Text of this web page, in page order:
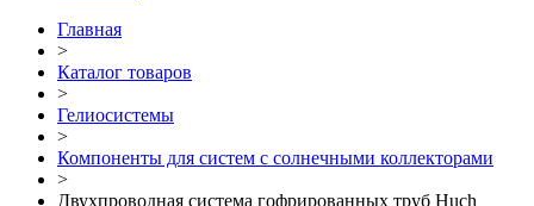
Главная
>
Каталог товаров
>
Гелиосистемы
>
Компоненты для систем с солнечными коллекторами
>
Двухпроводная система гофрированных труб Huch